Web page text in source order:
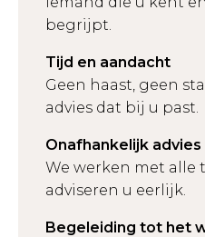
begrijpt.
Tijd en aandacht
Geen haast, geen
advies dat bij u past.
Onafhankelijk advies
We werken met alle
adviseren u eerlijk.
Begeleiding tot het